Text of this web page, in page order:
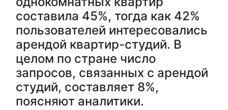
составила 45%, тогда как 42%
пользователей интересовались
арендой квартир-студий. В
целом по стране число
запросов, связанных с арендой
студий, составляет 8%,
поясняют аналитики.